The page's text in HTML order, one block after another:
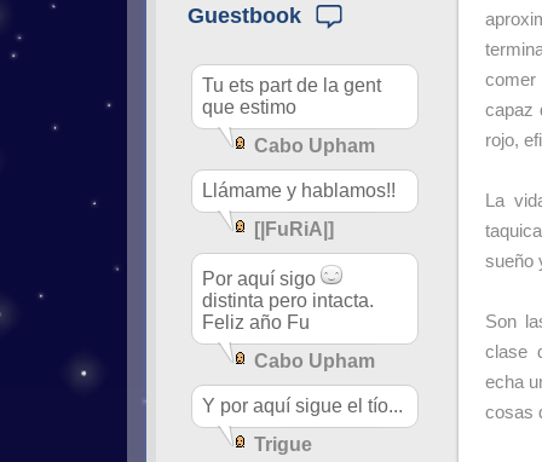
Guestbook
Tu ets part de la gent
que estimo
Cabo Upham
Llámame y hablamos!!
[|FuRiA|]
Por aquí sigo
distinta pero intacta.
Feliz año Fu
Cabo Upham
Y por aquí sigue el tío...
Trigue
capaz
rojo,
La
sueño
Son
clase
echa
cosas